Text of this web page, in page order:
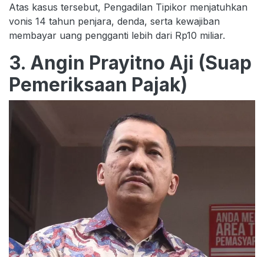
Atas kasus tersebut, Pengadilan Tipikor menjatuhkan
vonis 14 tahun penjara, denda, serta kewajiban
membayar uang pengganti lebih dari Rp10 miliar.
3. Angin Prayitno Aji (Suap
Pemeriksaan Pajak)